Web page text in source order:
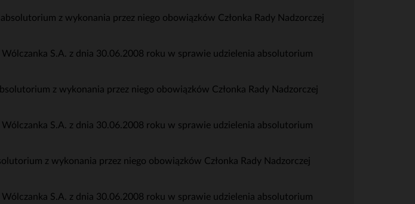
z wykonania przez niego obowiązków Członka Rady Nadzorczej
S.A. z dnia 30.06.2008 roku w sprawie udzielenia absolutorium
z wykonania przez niego obowiązków Członka Rady Nadzorczej
S.A. z dnia 30.06.2008 roku w sprawie udzielenia absolutorium
z wykonania przez niego obowiązków Członka Rady Nadzorczej
S.A. z dnia 30.06.2008 roku w sprawie udzielenia absolutorium